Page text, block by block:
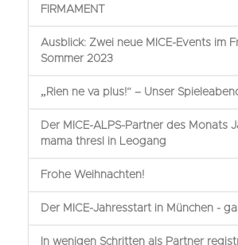
FIRMAMENT
Ausblick: Zwei neue MICE-Events im
Sommer 2023
„Rien ne va plus!“ – Unser
Der MICE-ALPS-Partner des Monats
mama thresl in Leogang
Frohe Weihnachten!
Der MICE-Jahresstart in München -
In wenigen Schritten als Partner